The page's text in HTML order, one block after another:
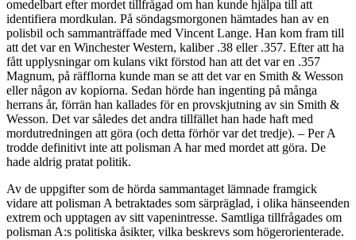
omedelbart efter mordet tillfrågad om han kunde hjälpa till att
identifiera mordkulan. På söndagsmorgonen hämtades han av en
polisbil och sammanträffade med Vincent Lange. Han kom fram till
att det var en Winchester Western, kaliber .38 eller .357. Efter att ha
fått upplysningar om kulans vikt förstod han att det var en .357
Magnum, på räfflorna kunde man se att det var en Smith & Wesson
eller någon av kopiorna. Sedan hörde han ingenting på många
herrans år, förrän han kallades för en provskjutning av sin Smith &
Wesson. Det var således det andra tillfället han hade haft med
mordutredningen att göra (och detta förhör var det tredje). – Per A
trodde definitivt inte att polisman A har med mordet att göra. De
hade aldrig pratat politik.
Av de uppgifter som de hörda sammantaget lämnade framgick
vidare att polisman A betraktades som särpräglad, i olika hänseenden
extrem och upptagen av sitt vapenintresse. Samtliga tillfrågades om
polisman A:s politiska åsikter, vilka beskrevs som högerorienterade.